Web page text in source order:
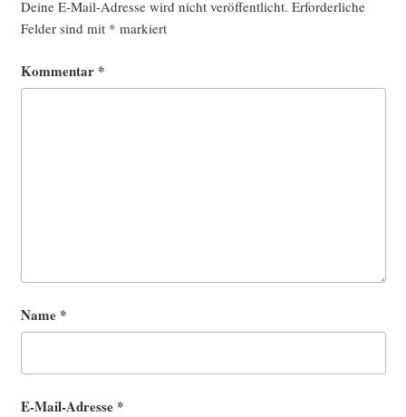
Deine E-Mail-Adresse wird nicht veröffentlicht. Erforderliche
Felder sind mit * markiert
Kommentar *
Name *
E-Mail-Adresse *